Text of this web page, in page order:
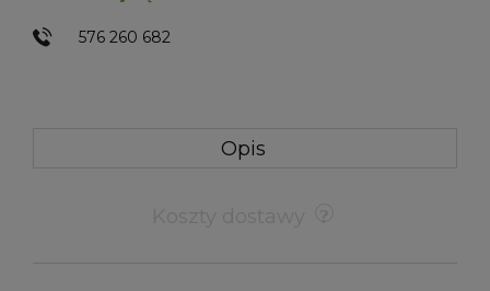
576 260 682
Opis